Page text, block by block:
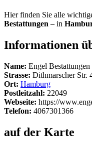
Hier finden Sie alle
Bestattungen – in
Informationen
Name: Engel Bestattungen
Strasse: Dithmarscher Str.
Ort: Hamburg
Postleitzahl: 22049
Webseite: https://
Telefon: 4067301366
auf der Karte